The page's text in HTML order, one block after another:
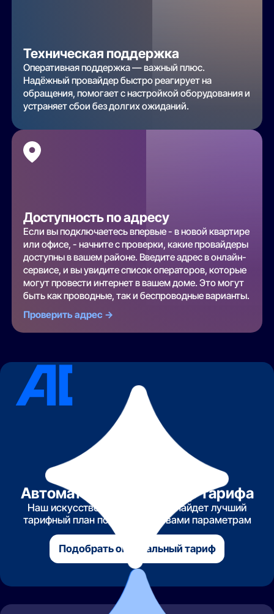
Техническая поддержка
Оперативная поддержка — важный плюс.
Надёжный провайдер быстро реагирует на
обращения, помогает с настройкой оборудования и
устраняет сбои без долгих ожиданий.
Доступность по адресу
Если вы подключаетесь впервые - в новой квартире
или офисе, - начните с проверки, какие провайдеры
доступны в вашем районе. Введите адрес в онлайн-
сервисе, и вы увидите список операторов, которые
могут провести интернет в вашем доме. Это могут
быть как проводные, так и беспроводные варианты.
Проверить адрес ->
Автоматический подбор тарифа
Наш искусственный интеллект найдет лучший
тарифный план по указанным вами параметрам
Подобрать оптимальный тариф